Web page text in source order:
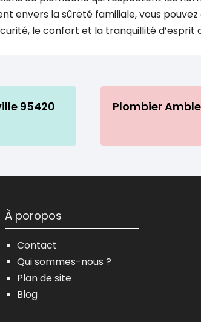
envers la sûreté familiale, vous
le confort et la tranquillité d’esprit
95420 Plombier
À poropos
Contact
Qui sommes-nous ?
Plan de site
Blog